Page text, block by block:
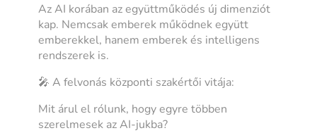
Az AI korában az együttműködés új dimenziót
kap. Nemcsak emberek működnek együtt
emberekkel, hanem emberek és intelligens
rendszerek is.
🎤 A felvonás központi szakértői vitája:
Mit árul el rólunk, hogy egyre többen
szerelmesek az AI-jukba?